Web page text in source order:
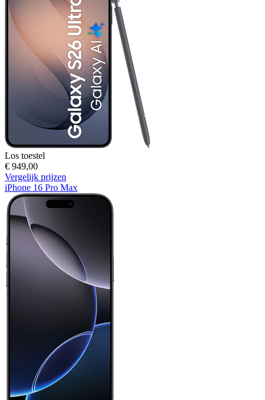
Los toestel
€ 949,00
Vergelijk prijzen
iPhone 16 Pro Max